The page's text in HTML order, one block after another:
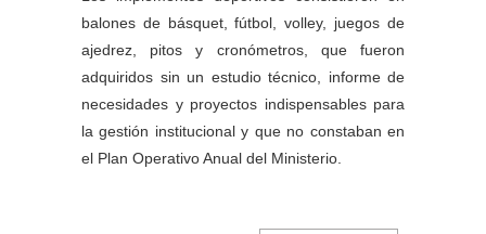
balones de básquet, fútbol, volley, juegos de
ajedrez, pitos y cronómetros, que fueron
adquiridos sin un estudio técnico, informe de
necesidades y proyectos indispensables para
la gestión institucional y que no constaban en
el Plan Operativo Anual del Ministerio.